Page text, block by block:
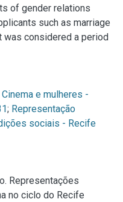
of gender relations
such as marriage
was considered a period
Cinema e mulheres -
; Representação
sociais - Recife
Representações
no ciclo do Recife